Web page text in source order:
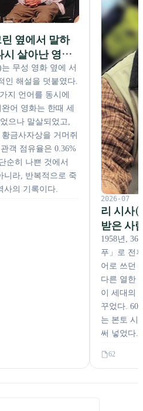
옆에서 말하
시 살아난 영화
무성 영화 옆에 서
인 해설을 덧붙였다.
지 언어를 동시에
어 영화는 한때 세
으나 말살되었고,
금사자상을 거머쥐
객 점유율은 0.36%
순히 나쁜 것에서
니라, 반복적으로 죽
사의 기록이다.
2026-07
리 시사(
받은 사
전문지
1958년,
푸」로 전
어로 쓰던
다른 열한
이 세대의
꾸었다. 60
는 본토 시
써 넣었다.
62